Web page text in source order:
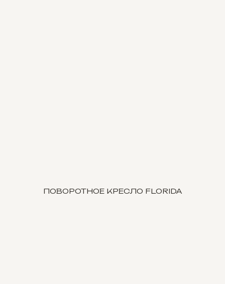
ПОВОРОТНОЕ КРЕСЛО FLORIDA